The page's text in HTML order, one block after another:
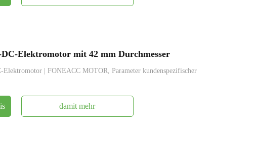
Elektromotor mit 42 mm Durchmesser
| FONEACC MOTOR, Parameter kundenspezifischer
damit mehr